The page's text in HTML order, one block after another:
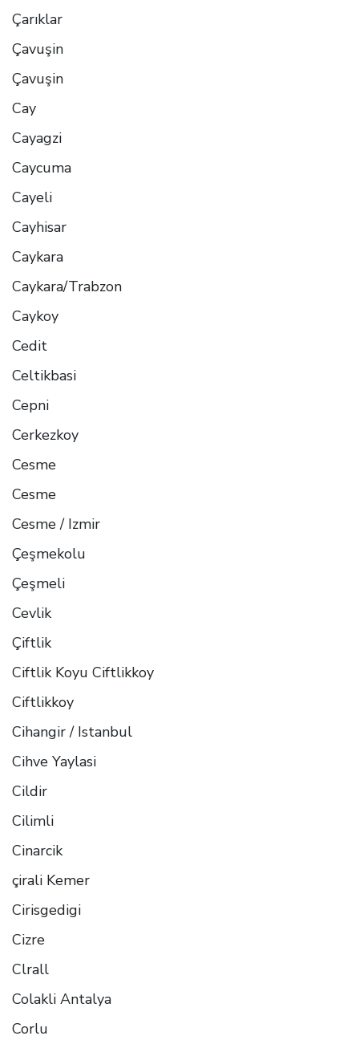
Çarıklar
Çavuşin
Çavuşin
Cay
Cayagzi
Caycuma
Cayeli
Cayhisar
Caykara
Caykara/Trabzon
Caykoy
Cedit
Celtikbasi
Cepni
Cerkezkoy
Cesme
Cesme
Cesme / Izmir
Çeşmekolu
Çeşmeli
Cevlik
Çiftlik
Ciftlik Koyu Ciftlikkoy
Ciftlikkoy
Cihangir / Istanbul
Cihve Yaylasi
Cildir
Cilimli
Cinarcik
çirali Kemer
Cirisgedigi
Cizre
Clrall
Colakli Antalya
Corlu